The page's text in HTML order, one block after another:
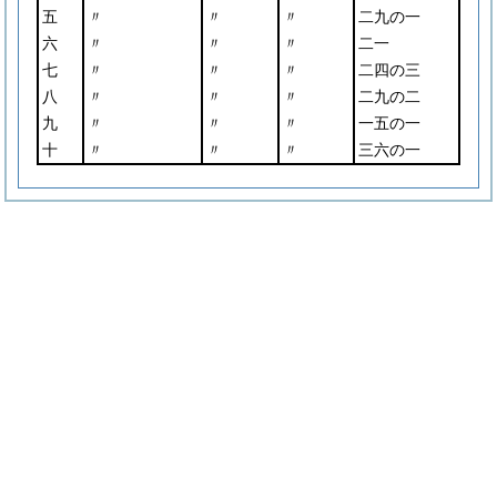
五
〃 〃 〃
二九の一
六
〃 〃 〃
二一
七
〃 〃 〃
二四の三
八
〃 〃 〃
二九の二
九
〃 〃 〃
一五の一
十
〃 〃 〃 三六の一